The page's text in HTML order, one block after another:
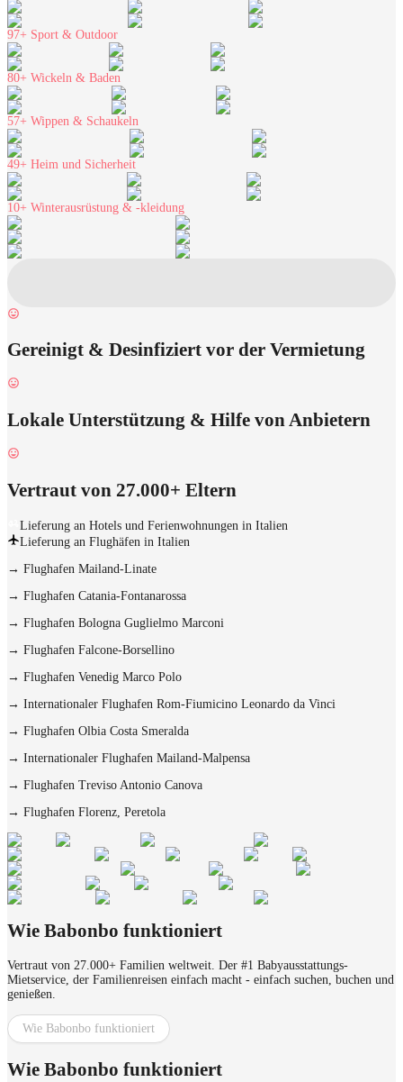
97+ Sport & Outdoor
80+ Wickeln & Baden
57+ Wippen & Schaukeln
49+ Heim und Sicherheit
10+ Winterausrüstung & -kleidung
Gereinigt & Desinfiziert vor der Vermietung
Lokale Unterstützung & Hilfe von Anbietern
Vertraut von 27.000+ Eltern
Lieferung an Hotels und Ferienwohnungen in Italien
Lieferung an Flughäfen in Italien
→ Flughafen Mailand-Linate
→ Flughafen Catania-Fontanarossa
→ Flughafen Bologna Guglielmo Marconi
→ Flughafen Falcone-Borsellino
→ Flughafen Venedig Marco Polo
→ Internationaler Flughafen Rom-Fiumicino Leonardo da Vinci
→ Flughafen Olbia Costa Smeralda
→ Internationaler Flughafen Mailand-Malpensa
→ Flughafen Treviso Antonio Canova
→ Flughafen Florenz, Peretola
Wie Babonbo funktioniert
Vertraut von 27.000+ Familien weltweit. Der #1 Babyausstattungs-
Mietservice, der Familienreisen einfach macht - einfach suchen, buchen und
genießen.
Wie Babonbo funktioniert
Wie Babonbo funktioniert